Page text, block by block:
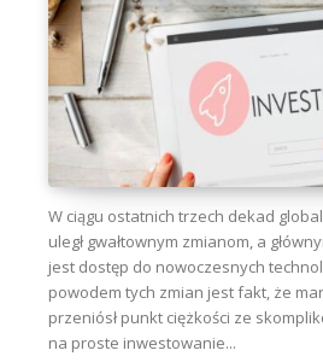
W ciągu ostatnich trzech dekad
uległ gwałtownym zmianom, a
jest dostęp do nowoczesnych
powodem tych zmian jest fakt, że
przeniósł punkt ciężkości ze
na proste inwestowanie...